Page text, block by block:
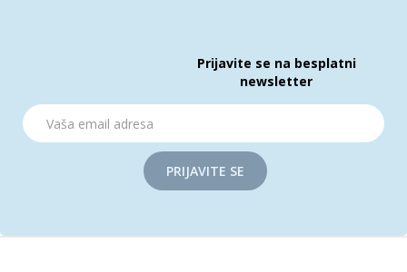
Prijavite se na besplatni
newsletter
PRIJAVITE SE